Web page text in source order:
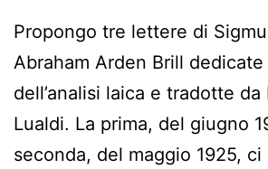
Propongo tre lettere di
Abraham Arden Brill dedicate
dell’analisi laica e tradotte
Lualdi. La prima, del giugno
seconda, del maggio 1925,